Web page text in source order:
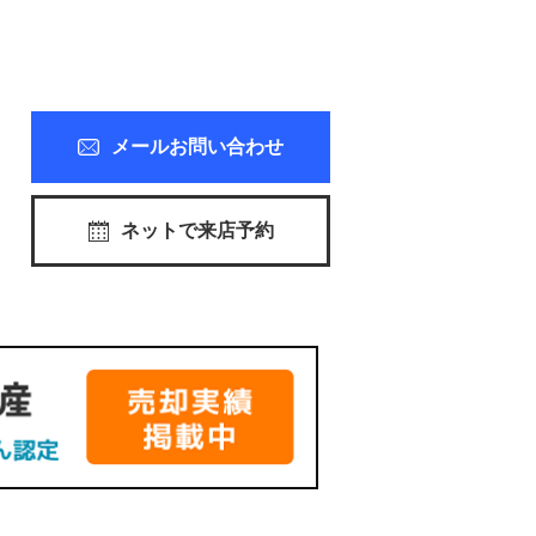
メールお問い合わせ
ネットで来店予約